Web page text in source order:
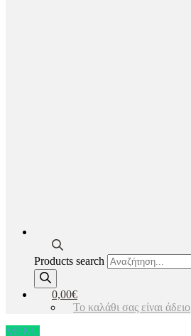
Products search
0,00€
Το καλάθι σας είναι άδειο
MENU